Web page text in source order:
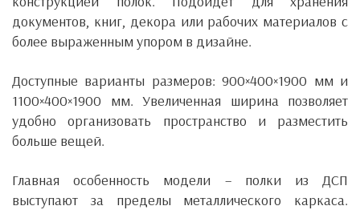
документов, книг, декора или рабочих материалов с
более выраженным упором в дизайне.
Доступные варианты размеров: 900×400×1900 мм и
1100×400×1900 мм. Увеличенная ширина позволяет
удобно организовать пространство и разместить
больше вещей.
Главная особенность модели – полки из ДСП
выступают за пределы металлического каркаса.